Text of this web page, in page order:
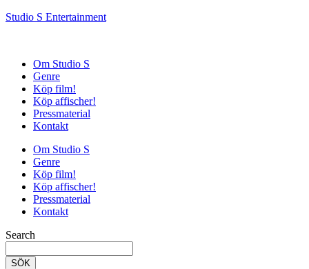
Studio S Entertainment
Om Studio S
Genre
Köp film!
Köp affischer!
Pressmaterial
Kontakt
Om Studio S
Genre
Köp film!
Köp affischer!
Pressmaterial
Kontakt
Search
SÖK